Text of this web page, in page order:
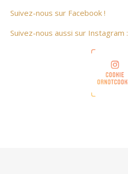
Suivez-nous sur Facebook !
Suivez-nous aussi sur Instagram :